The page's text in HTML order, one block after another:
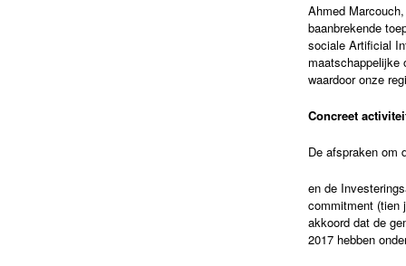
Ahmed
baanbrekende
sociale Artificial
maatschappelijke
waardoor onze
Concreet
De afspraken om
en de
commitment (tien
akkoord dat de
2017 hebben